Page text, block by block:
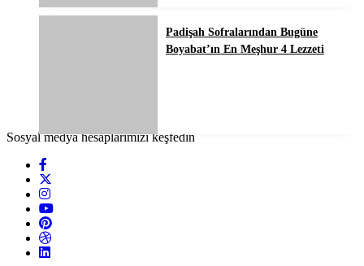
Padişah Sofralarından Bugüne
Boyabat’ın En Meşhur 4 Lezzeti
Sosyal medya hesaplarımızı keşfedin